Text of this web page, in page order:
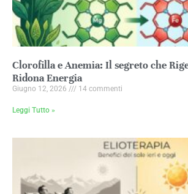
Clorofilla e Anemia: Il segreto che
Ridona Energia
Giugno 12, 2026 14 commenti
Leggi Tutto »